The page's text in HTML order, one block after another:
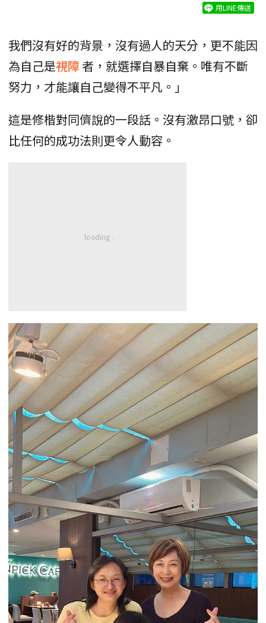
用LINE傳送
我們沒有好的背景，沒有過人的天分，更不能因
為自己是視障 者，就選擇自暴自棄。唯有不斷
努力，才能讓自己變得不平凡。」
這是修楷對同儕說的一段話。沒有激昂口號，卻
比任何的成功法則更令人動容。